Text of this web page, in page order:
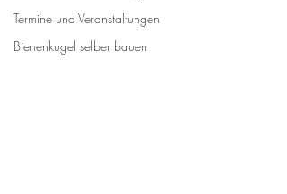
Termine und Veranstaltungen
Bienenkugel selber bauen